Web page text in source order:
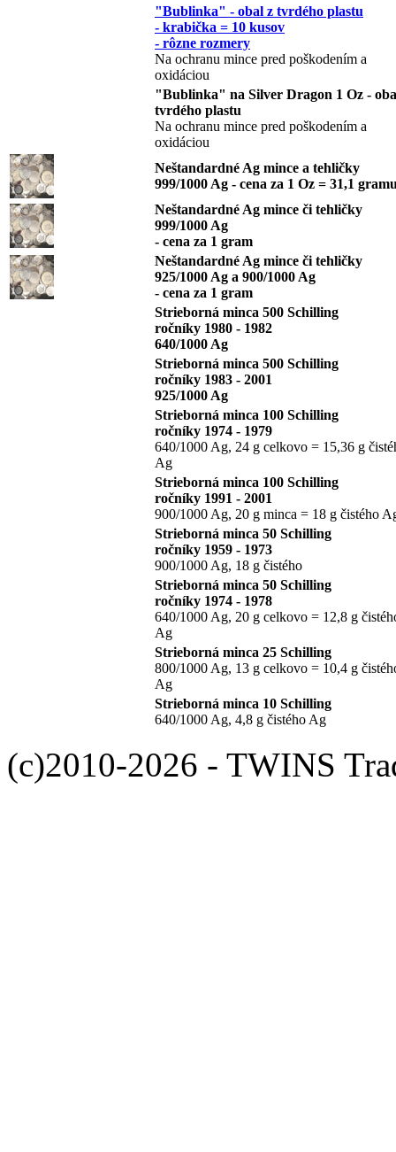
"Bublinka" - obal z tvrdého plastu
- krabička = 10 kusov
- rôzne rozmery
Na ochranu mince pred poškodením a
oxidáciou
"Bublinka" na Silver Dragon 1 Oz -
tvrdého plastu
Na ochranu mince pred poškodením a
oxidáciou
Neštandardné Ag mince a tehličky
999/1000 Ag - cena za 1 Oz = 31,1
Neštandardné Ag mince či tehličky
999/1000 Ag
- cena za 1 gram
Neštandardné Ag mince či tehličky
925/1000 Ag a 900/1000 Ag
- cena za 1 gram
Strieborná minca 500 Schilling
ročníky 1980 - 1982
640/1000 Ag
Strieborná minca 500 Schilling
ročníky 1983 - 2001
925/1000 Ag
Strieborná minca 100 Schilling
ročníky 1974 - 1979
640/1000 Ag, 24 g celkovo = 15,36 g
Ag
Strieborná minca 100 Schilling
ročníky 1991 - 2001
900/1000 Ag, 20 g minca = 18 g čistého
Strieborná minca 50 Schilling
ročníky 1959 - 1973
900/1000 Ag, 18 g čistého
Strieborná minca 50 Schilling
ročníky 1974 - 1978
640/1000 Ag, 20 g celkovo = 12,8 g
Ag
Strieborná minca 25 Schilling
800/1000 Ag, 13 g celkovo = 10,4 g
Ag
Strieborná minca 10 Schilling
640/1000 Ag, 4,8 g čistého Ag
(c)2010-2026 - TWINS